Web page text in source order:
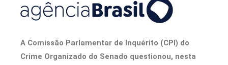
A Comissão Parlamentar de Inquérito (CPI) do
Crime Organizado do Senado questionou, nesta